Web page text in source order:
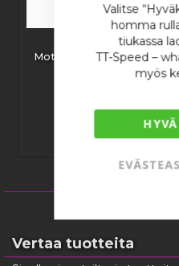
Valitse
homma
tiukassa
TT-Speed –
myös
Motogadget mo.button
106,68 €
Vertaa tuotteita